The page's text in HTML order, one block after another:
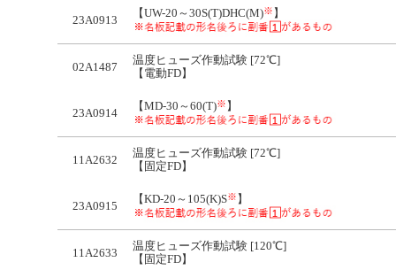
23A0913
【UW-20～30S(T)DHC(M)※ 】
02A1487
温度ヒューズ作動試験 [72℃]
【電動FD】
23A0914
【MD-30～60(T)※ 】
11A2632
温度ヒューズ作動試験 [72℃]
【固定FD】
23A0915
【KD-20～105(K)S※ 】
11A2633
温度ヒューズ作動試験 [120℃]
【固定FD】